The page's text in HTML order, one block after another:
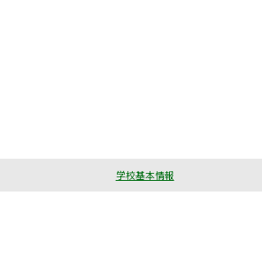
学校基本情報